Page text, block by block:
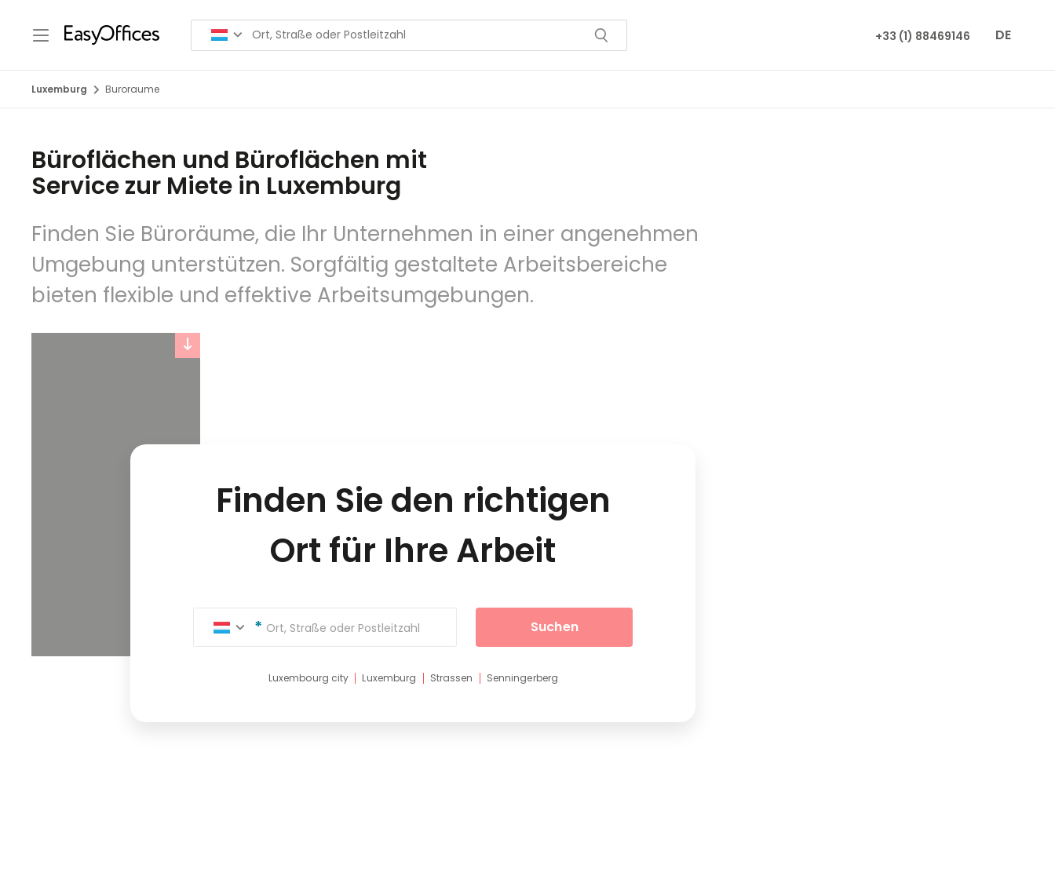
+33 (1) 88469146 DE
Luxemburg Buroraume
Büroflächen und Büroflächen mit
Service zur Miete in Luxemburg
Finden Sie Büroräume, die Ihr Unternehmen in einer angenehmen
Umgebung unterstützen. Sorgfältig gestaltete Arbeitsbereiche
bieten flexible und effektive Arbeitsumgebungen.
Finden Sie den richtigen
Ort für Ihre Arbeit
Ort, Straße oder Postleitzahl Suchen
Luxembourg city Luxemburg Strassen Senningerberg